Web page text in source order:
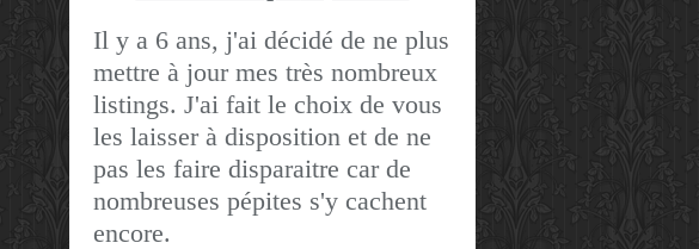
Il y a 6 ans, j'ai décidé de ne plus
mettre à jour mes très nombreux
listings. J'ai fait le choix de vous
les laisser à disposition et de ne
pas les faire disparaitre car de
nombreuses pépites s'y cachent
encore.